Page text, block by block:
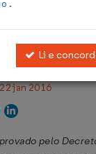
2016
jan 2016
pelo
.
Li e